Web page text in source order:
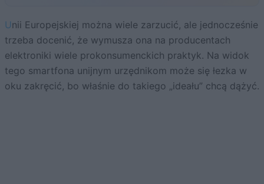
Unii Europejskiej można wiele zarzucić, ale jednocześnie
trzeba docenić, że wymusza ona na producentach
elektroniki wiele prokonsumenckich praktyk. Na widok
tego smartfona unijnym urzędnikom może się łezka w
oku zakręcić, bo właśnie do takiego „ideału” chcą dążyć.